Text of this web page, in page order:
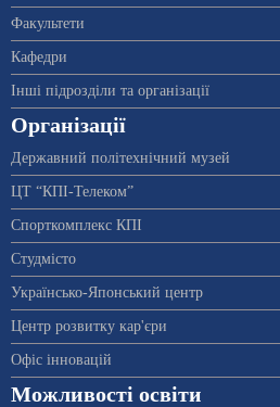
Факультети
Кафедри
Інші підрозділи та організації
Організації
Державний політехнічний музей
ЦТ “КПІ-Телеком”
Спорткомплекс КПІ
Студмісто
Українсько-Японський центр
Центр розвитку кар'єри
Офіс інновацій
Можливості освіти